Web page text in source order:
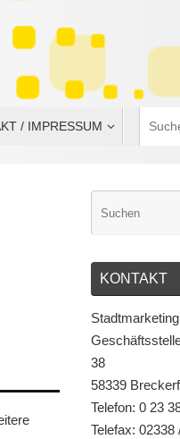
/ IMPRESSUM
KONTAKT
38
58339
Telefon: 0 23
Telefax: 02338